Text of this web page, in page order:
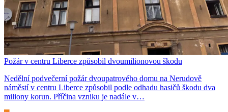
Požár v centru Liberce způsobil dvoumilionovou škodu
Nedělní podvečerní požár dvoupatrového domu na Nerudově
náměstí v centru Liberce způsobil podle odhadu hasičů škodu dva
miliony korun. Příčina vzniku je nadále v…